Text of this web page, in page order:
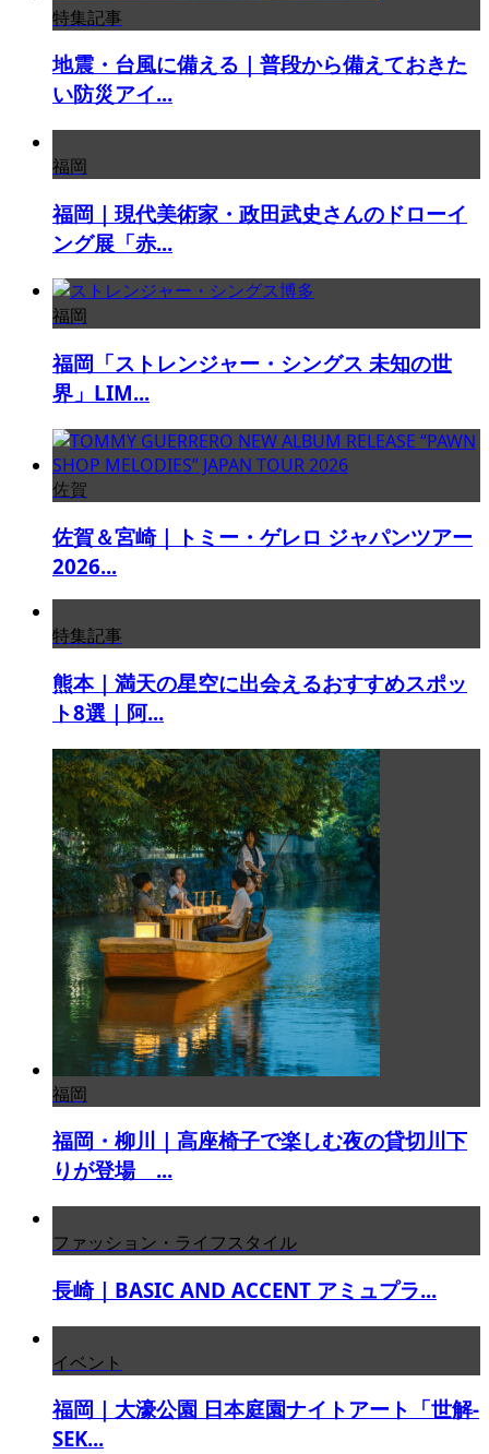
特集記事
地震・台風に備える｜普段から備えておきた
い防災アイ...
福岡
福岡｜現代美術家・政田武史さんのドローイ
ング展「赤...
福岡
福岡「ストレンジャー・シングス 未知の世
界」LIM...
佐賀
佐賀＆宮崎｜トミー・ゲレロ ジャパンツアー
2026...
特集記事
熊本｜満天の星空に出会えるおすすめスポッ
ト8選｜阿...
福岡
福岡・柳川｜高座椅子で楽しむ夜の貸切川下
りが登場 ...
ファッション・ライフスタイル
長崎｜BASIC AND ACCENT アミュプラ...
イベント
福岡｜大濠公園 日本庭園ナイトアート「世解-
SEK...